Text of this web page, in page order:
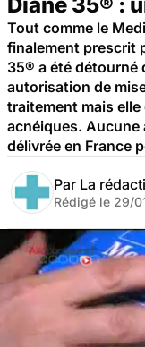
Tout comme le
finalement prescrit
35® a été détourné
autorisation de
traitement mais
acnéiques.
délivrée en France
Par La
Rédigé le 29/